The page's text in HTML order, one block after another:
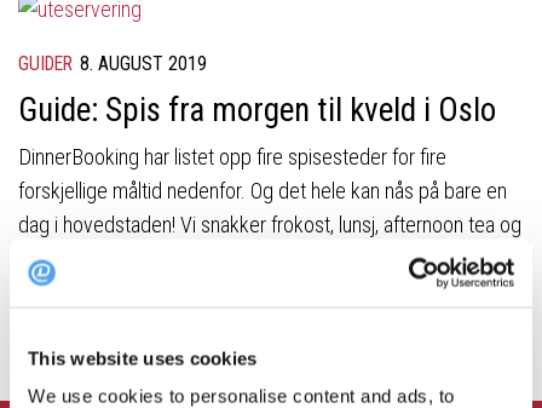
This website uses cookies
We use cookies to personalise content and ads, to
GUIDER 8. AUGUST 2019
Guide: Spis fra morgen til kveld i Oslo
DinnerBooking har listet opp fire spisesteder for fire
forskjellige måltid nedenfor. Og det hele kan nås på bare en
dag i hovedstaden! Vi snakker frokost, lunsj, afternoon tea og
middag. Sagt på en annen måte: her har du den ultimate
“Spis fra morgen til kveld i Oslo”-guiden.